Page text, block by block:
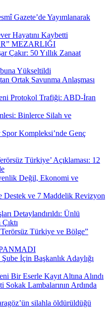
Gazete’de Yayımlanarak
Hayatını Kaybetti
MEZARLIĞI
Çakır: 50 Yıllık Zanaat
Yükseltildi
Ortak Savunma Anlaşması
Protokol Trafiği: ABD-İran
Binlerce Silah ve
Kompleksi’nde Genç
Türkiye’ Açıklaması: 12
Değil, Ekonomi ve
Destek ve 7 Maddelik Revizyon
Detaylandırıldı: Ünlü
Türkiye ve Bölge”
İçin Başkanlık Adaylığı
Bir Eserle Kayıt Altına Alındı
Sokak Lambalarının Ardında
silahla öldürüldüğü